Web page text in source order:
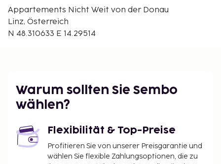
Die nächsten Flughäfen sind:
Flughafen Hörsching (LNZ) – 18,2 km
Flughafen W. A. Mozart (SZG) – 140,9 km
der Unterkunft zu zahlen. Gebühren beinhalten
möglicherweise geltende Steuern:
Tourismusabgabe: 2.40 EUR pro Person/pro
Nacht. Kinder unter 15 Jahren sind von der
Abgabe befreit.
Appartements Nicht Weit von der Donau
Linz, Österreich
N 48.310633 E 14.29514
Warum sollten Sie Sembo
wählen?
Flexibilität & Top-Preise
Profitieren Sie von unserer Preisgarantie und
wählen Sie flexible Zahlungsoptionen, die zu